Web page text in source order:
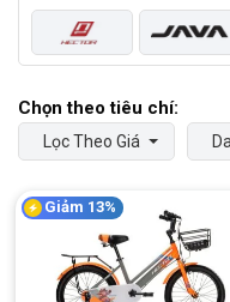
Lọc Theo Giá
Giảm 13%